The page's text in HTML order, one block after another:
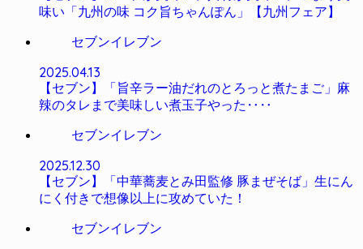
味い「九州の味 コク旨ちゃんぽん」【九州フェア】
セブンイレブン
2025.04.13
【セブン】「旨辛ラー油だれのとろっと煮たまご」麻
辣のタレまで美味しい煮玉子やった‥‥
セブンイレブン
2025.12.30
【セブン】「中華蕎麦とみ田監修 豚まぜそば」生にん
にく付きで想像以上に攻めていた！
セブンイレブン